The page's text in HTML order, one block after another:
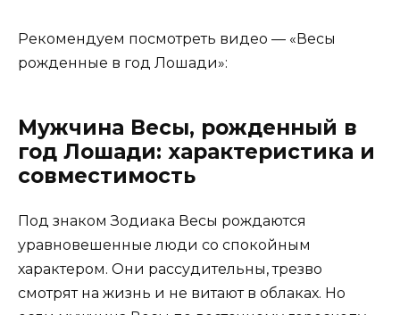
Рекомендуем посмотреть видео — «Весы
рожденные в год Лошади»:
Мужчина Весы, рожденный в
год Лошади: характеристика и
совместимость
Под знаком Зодиака Весы рождаются
уравновешенные люди со спокойным
характером. Они рассудительны, трезво
смотрят на жизнь и не витают в облаках. Но